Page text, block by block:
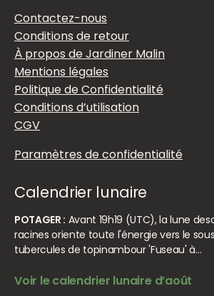
Contactez-nous
Conditions de retour
À propos de Jardiner Malin
Mentions légales
Politique de Confidentialité
Conditions d’utilisation
CGV
Paramètres de confidentialité
Calendrier lunaire
POTAGER : Avant 19h19 (UTC), la lune
racines oriente toute l'énergie vers le
tubercules de topinambour 'Fuseau' à…
Voir le calendrier lunaire d’août